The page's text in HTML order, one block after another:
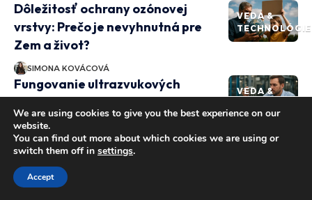
VEDA &
TECHNOLÓGIE
Dôležitosť ochrany ozónovej
vrstvy: Prečo je nevyhnutná pre
Zem a život?
SIMONA KOVÁCOVÁ
VEDA &
Fungovanie ultrazvukových
senzorov: základné princípy a
praktické aplikácie v priemysle.
SIMONA KOVÁCOVÁ
Počítač a zdravie: Ako sa chrániť
pred digitálnou únavou a
We are using cookies to give you the best experience on our
website.
You can find out more about which cookies we are using or
switch them off in settings.
Accept